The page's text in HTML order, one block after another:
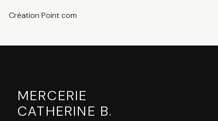
Création Point com
MERCERIE
CATHERINE B.